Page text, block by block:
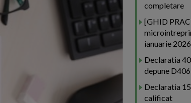
completare
[GHID
ianuarie 2026
Declaratia
depune
Declaratia
calificat